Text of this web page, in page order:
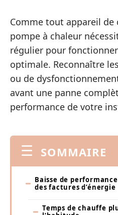
Comme tout appareil de
pompe à chaleur
régulier pour
optimale. Reconnaître
ou de
avant une panne
performance de votre
SOMMAIRE
Baisse de
des factures d’énergie
Temps de chauffe